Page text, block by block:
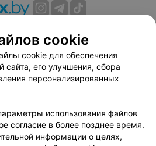
договор
Способы оплаты
по использованию сервиса
«Афиша»
соглашение
сотрудничества
relax.by
cookie
cookie для обеспечения
сайта, его улучшения, сбора
персонализированных
использования файлов
согласие в более позднее время.
информации о целях,